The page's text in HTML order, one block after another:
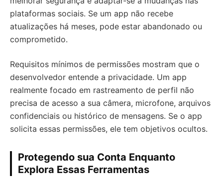
plataformas sociais. Se um app não recebe
atualizações há meses, pode estar abandonado ou
comprometido.
Requisitos mínimos de permissões mostram que o
desenvolvedor entende a privacidade. Um app
realmente focado em rastreamento de perfil não
precisa de acesso a sua câmera, microfone, arquivos
confidenciais ou histórico de mensagens. Se o app
solicita essas permissões, ele tem objetivos ocultos.
Protegendo sua Conta Enquanto
Explora Essas Ferramentas